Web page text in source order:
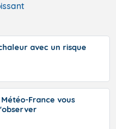
avec un risque
Météo-France vous